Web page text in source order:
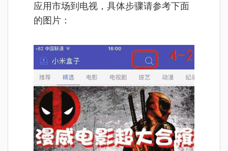
应用市场到电视，具体步骤请参考下面
的图片：